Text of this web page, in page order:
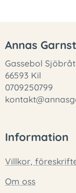
Annas
Gassebol
66593 Kil
0709250799
Information
Villkor,
Om oss